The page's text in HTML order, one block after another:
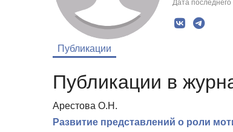
Дата
Публикации
Публикации в
Арестова О.Н.
Развитие представлений о роли